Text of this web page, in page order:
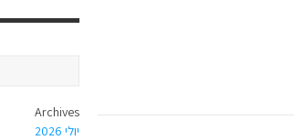
Archives
יולי 2026